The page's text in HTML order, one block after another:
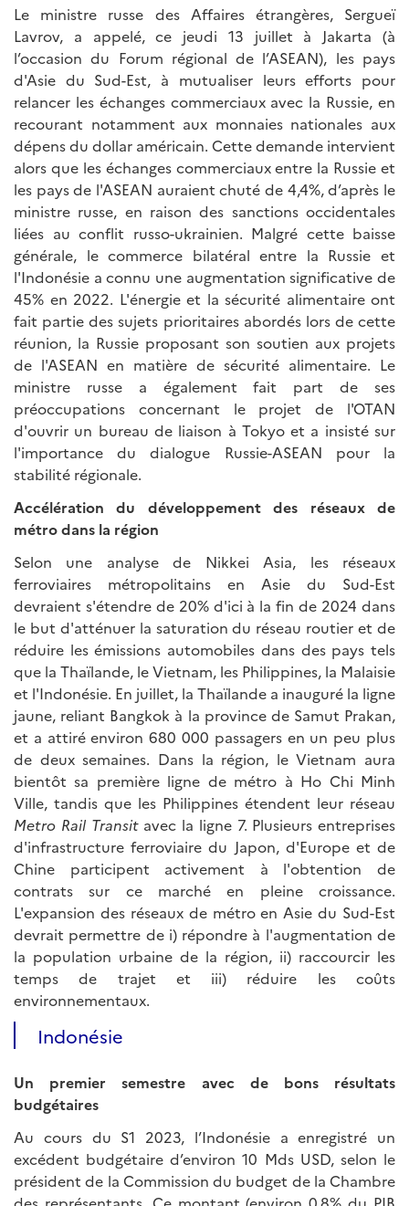
Le ministre russe des Affaires étrangères, Sergueï
Lavrov, a appelé, ce jeudi 13 juillet à Jakarta (à
l’occasion du Forum régional de l’ASEAN), les pays
d'Asie du Sud-Est, à mutualiser leurs efforts pour
relancer les échanges commerciaux avec la Russie, en
recourant notamment aux monnaies nationales aux
dépens du dollar américain. Cette demande intervient
alors que les échanges commerciaux entre la Russie et
les pays de l'ASEAN auraient chuté de 4,4%, d’après le
ministre russe, en raison des sanctions occidentales
liées au conflit russo-ukrainien. Malgré cette baisse
générale, le commerce bilatéral entre la Russie et
l'Indonésie a connu une augmentation significative de
45% en 2022. L'énergie et la sécurité alimentaire ont
fait partie des sujets prioritaires abordés lors de cette
réunion, la Russie proposant son soutien aux projets
de l'ASEAN en matière de sécurité alimentaire. Le
ministre russe a également fait part de ses
préoccupations concernant le projet de l'OTAN
d'ouvrir un bureau de liaison à Tokyo et a insisté sur
l'importance du dialogue Russie-ASEAN pour la
stabilité régionale.
Accélération du développement des réseaux de
métro dans la région
Selon une analyse de Nikkei Asia, les réseaux
ferroviaires métropolitains en Asie du Sud-Est
devraient s'étendre de 20% d'ici à la fin de 2024 dans
le but d'atténuer la saturation du réseau routier et de
réduire les émissions automobiles dans des pays tels
que la Thaïlande, le Vietnam, les Philippines, la Malaisie
et l'Indonésie. En juillet, la Thaïlande a inauguré la ligne
jaune, reliant Bangkok à la province de Samut Prakan,
et a attiré environ 680 000 passagers en un peu plus
de deux semaines. Dans la région, le Vietnam aura
bientôt sa première ligne de métro à Ho Chi Minh
Ville, tandis que les Philippines étendent leur réseau
Metro Rail Transitavec la ligne 7. Plusieurs entreprises
d'infrastructure ferroviaire du Japon, d'Europe et de
Chine participent activement à l'obtention de
contrats sur ce marché en pleine croissance.
L'expansion des réseaux de métro en Asie du Sud-Est
devrait permettre de i) répondre à l'augmentation de
la population urbaine de la région, ii) raccourcir les
temps de trajet et iii) réduire les coûts
environnementaux.
Indonésie
Un premier semestre avec de bons résultats
budgétaires
Au cours du S1 2023, l’Indonésie a enregistré un
excédent budgétaire d’environ 10 Mds USD, selon le
président de la Commission du budget de la Chambre